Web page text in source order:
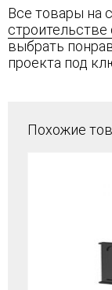
Все товары на
строительстве
выбрать
проекта под
Похожие